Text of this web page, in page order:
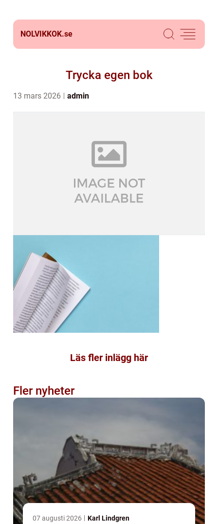
NOLVIKKOK.se
Trycka egen bok
13 mars 2026 admin
Läs fler inlägg här
Fler nyheter
07 augusti 2026 Karl Lindgren